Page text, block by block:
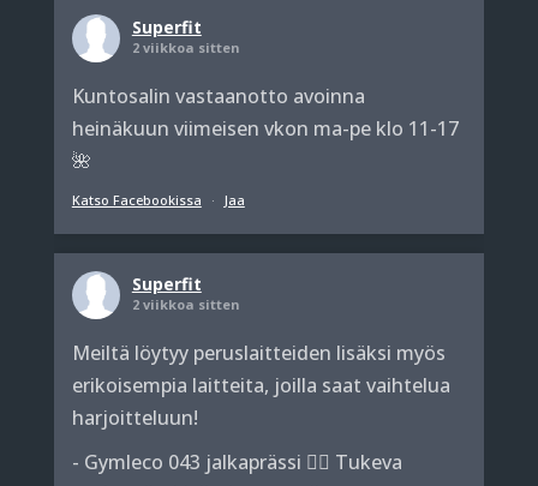
Superfit
2 viikkoa sitten
Kuntosalin vastaanotto avoinna
heinäkuun viimeisen vkon ma-pe klo 11-17
🌺
Katso Facebookissa · Jaa
Superfit
2 viikkoa sitten
Meiltä löytyy peruslaitteiden lisäksi myös
erikoisempia laitteita, joilla saat vaihtelua
harjoitteluun!
- Gymleco 043 jalkaprässi 👉🏼 Tukeva